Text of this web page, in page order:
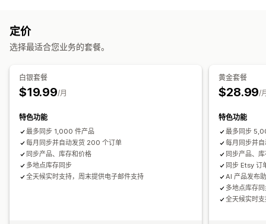
订单管理
批量订单 订单同步 跟踪同步
批量
库存提醒
库存不足提醒 详细日志
定价
选择最适合您业务的套餐。
白银套餐
$19.99/月
特色功能
最多同步 1,000 件产品
每月同步并自动发货 200 个订单
同步产品、库存和价格
多地点库存同步
全天候实时支持，周末提供电子邮件支持
黄金套餐
$28.99/
特色功能
最多同步
每月同步并
同步产品、
同步 Etsy 订
AI 产品发布
多地点库存
全天候实时